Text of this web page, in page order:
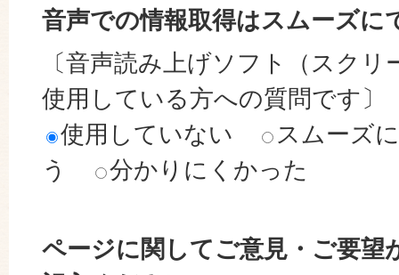
音声での情報取得はスムーズに
〔音声読み上げソフト（スク
使用している方への質問です〕
使用していない
スムーズ
う
分かりにくかった
ページに関してご意見・ご要望